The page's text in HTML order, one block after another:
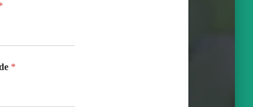
*